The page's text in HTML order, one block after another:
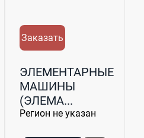
Заказать
ЭЛЕМЕНТАРНЫЕ
МАШИНЫ
(ЭЛЕМА...
Регион не указан